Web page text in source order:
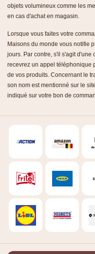
objets volumineux comme les
en cas d'achat en magasin.
Lorsque vous faites votre
Maisons du monde vous notifie
jours. Par contre, s'il s'agit
recevrez un appel téléphonique
de vos produits. Concernant le
son nom est mentionné sur le
indiqué sur votre bon de